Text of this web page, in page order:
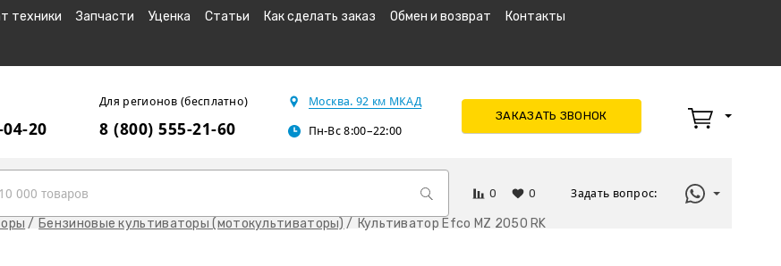
техники Запчасти Уценка Статьи Как сделать заказ Обмен и возврат Контакты
20
Для регионов (бесплатно)
8 (800) 555-21-60
Москва. 92 км МКАД
Пн-Вс 8:00–22:00
ЗАКАЗАТЬ ЗВОНОК
0 0 Задать вопрос:
Бензиновые культиваторы (мотокультиваторы) Культиватор Efco МZ 2050 RK